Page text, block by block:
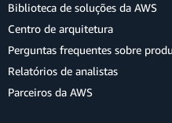
Biblioteca de soluções da AWS
Centro de arquitetura
Perguntas frequentes sobre
Relatórios de analistas
Parceiros da AWS